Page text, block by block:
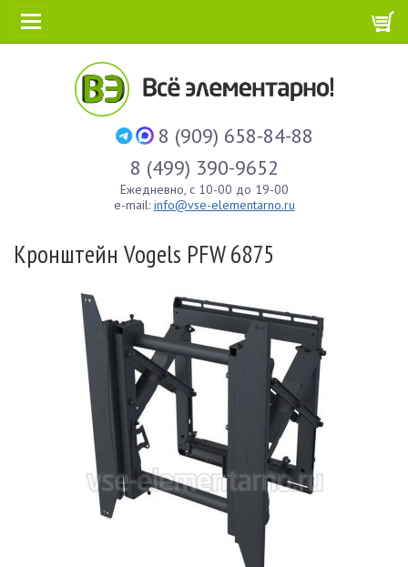
8 (909) 658-84-88
8 (499) 390-9652
Ежедневно, с 10-00 до 19-00
e-mail: info@vse-elementarno.ru
Кронштейн Vogels PFW 6875